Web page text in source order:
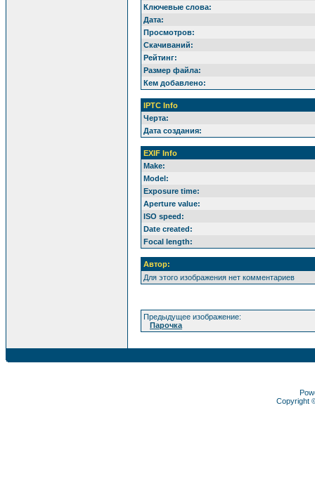
Ключевые слова:
Дата:
Просмотров:
Скачиваний:
Рейтинг:
Размер файла:
Кем добавлено:
IPTC Info
Черта:
Дата создания:
EXIF Info
Make:
Model:
Exposure time:
Aperture value:
ISO speed:
Date created:
Focal length:
Автор:
Для этого изображения нет комментариев
Предыдущее изображение:
Парочка
Copyright